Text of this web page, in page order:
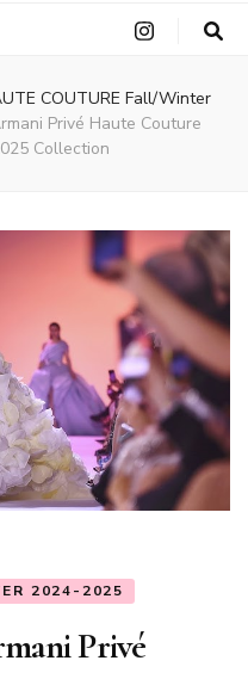
COUTURE Fall/Winter
Privé Haute Couture
Collection
2024-2025
Privé